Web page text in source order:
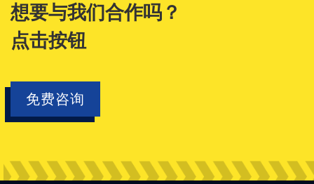
想要与我们合作吗？
点击按钮
免费咨询